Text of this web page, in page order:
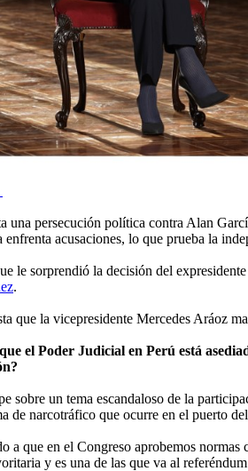
una persecución política contra Alan
acusaciones, lo que prueba la
le sorprendió la decisión del
.
que la vicepresidente Mercedes Aráoz
el Poder Judicial en Perú está
sobre un tema escandaloso de la
de narcotráfico que ocurre en el puerto
a que en el Congreso aprobemos
y es una de las que va al